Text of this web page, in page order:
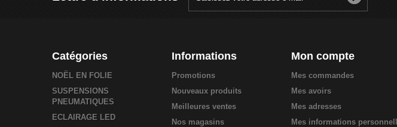
Catégories
NOËL EN FOLIE
SUSPENSIONS
PNEUMATIQUES
ECLAIRAGE LED
Informations
Promotions
Nouveaux produits
Meilleures ventes
Nos magasins
Mon compte
Mes commandes
Mes avoirs
Mes adresses
Mes informations